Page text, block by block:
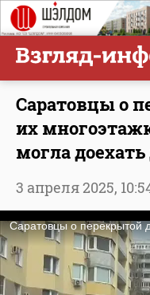
Саратовцы о
их
могла доехать
3 апреля 2025,